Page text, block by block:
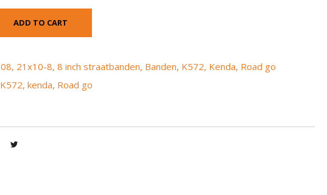
ADD TO CART
, 21x10-8,8 inch straatbanden, Banden, K572, Kenda, Road go
K572,kenda, Road go